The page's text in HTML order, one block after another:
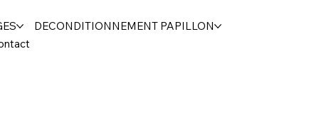
DECONDITIONNEMENT PAPILLON